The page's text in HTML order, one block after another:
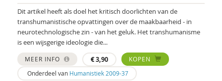
Dit artikel heeft als doel het kritisch doorlichten van de
transhumanistische opvattingen over de maakbaarheid - in
neurotechnologische zin - van het geluk. Het transhumanisme
is een wijsgerige ideologie die...
MEER INFO €3,90
KOPEN
Onderdeel van Humanistiek 2009-37